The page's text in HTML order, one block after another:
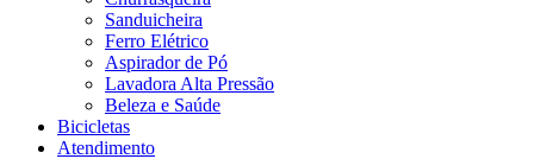
Sanduicheira
Ferro Elétrico
Aspirador de Pó
Lavadora Alta Pressão
Beleza e Saúde
Bicicletas
Atendimento